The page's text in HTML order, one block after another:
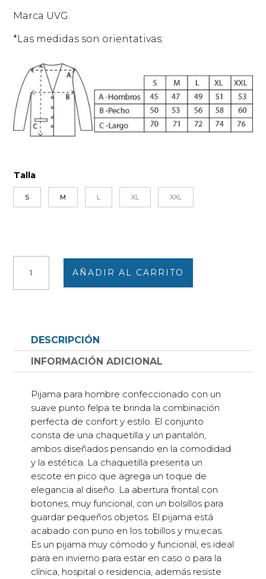
Marca UVG.
*Las medidas son orientativas:
Talla
S M L XL XXL
hombre
punto
delante
chaquetilla
de
bolsillos
cantidad
AÑADIR AL CARRITO
DESCRIPCIÓN
INFORMACIÓN ADICIONAL
Pijama para hombre confeccionado con un
suave punto felpa te brinda la combinación
perfecta de confort y estilo. El conjunto
consta de una chaquetilla y un pantalón,
ambos diseñados pensando en la comodidad
y la estética. La chaquetilla presenta un
escote en pico que agrega un toque de
elegancia al diseño. La abertura frontal con
botones, muy funcional, con un bolsillos para
guardar pequeños objetos. El pijama está
acabado con puno en los tobillos y mu;ecas.
Es un pijama muy cómodo y funcional, es ideal
para en invierno para estar en caso o para la
clínica, hospital o residencia, además resiste